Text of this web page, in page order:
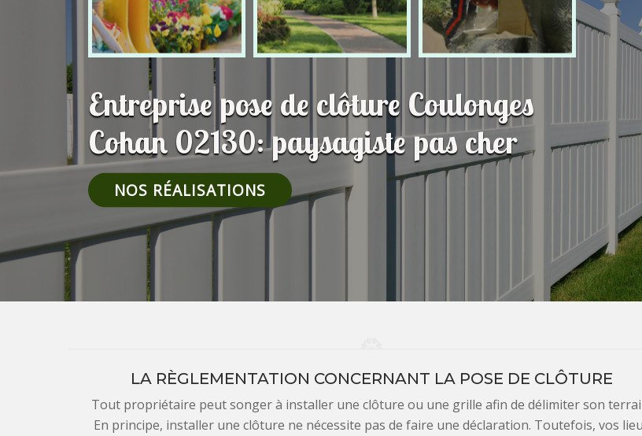
Entreprise pose de clôture Coulonges
Cohan 02130: paysagiste pas cher
NOS RÉALISATIONS
LA RÈGLEMENTATION CONCERNANT LA POSE DE CLÔTURE
Tout propriétaire peut songer à installer une clôture ou une grille afin de délimiter son
En principe, installer une clôture ne nécessite pas de faire une déclaration. Toutefois, vos